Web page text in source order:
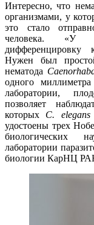
Интересно, что
организмами, у
это стало
человека. «У
дифференцировку
Нужен был
нематода
одного
лаборатории,
позволяет
которых C. elegans
удостоены трех
биологических
лаборатории
биологии КарНЦ